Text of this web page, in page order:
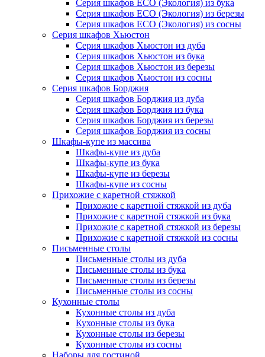
Серия шкафов ECO (Экология) из бука
Серия шкафов ECO (Экология) из березы
Серия шкафов ECO (Экология) из сосны
Серия шкафов Хьюстон
Серия шкафов Хьюстон из дуба
Серия шкафов Хьюстон из бука
Серия шкафов Хьюстон из березы
Серия шкафов Хьюстон из сосны
Серия шкафов Борджия
Серия шкафов Борджия из дуба
Серия шкафов Борджия из бука
Серия шкафов Борджия из березы
Серия шкафов Борджия из сосны
Шкафы-купе из массива
Шкафы-купе из дуба
Шкафы-купе из бука
Шкафы-купе из березы
Шкафы-купе из сосны
Прихожие с каретной стяжкой
Прихожие с каретной стяжкой из дуба
Прихожие с каретной стяжкой из бука
Прихожие с каретной стяжкой из березы
Прихожие с каретной стяжкой из сосны
Письменные столы
Письменные столы из дуба
Письменные столы из бука
Письменные столы из березы
Письменные столы из сосны
Кухонные столы
Кухонные столы из дуба
Кухонные столы из бука
Кухонные столы из березы
Кухонные столы из сосны
Наборы для гостиной